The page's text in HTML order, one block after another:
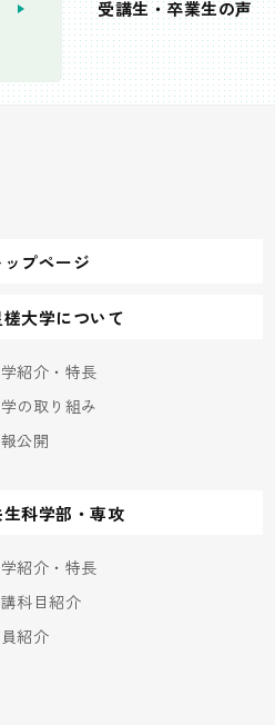
受講生・卒業生の声
ップページ
槎大学について
紹介・特長
の取り組み
公開
科学部・専攻
紹介・特長
科目紹介
紹介